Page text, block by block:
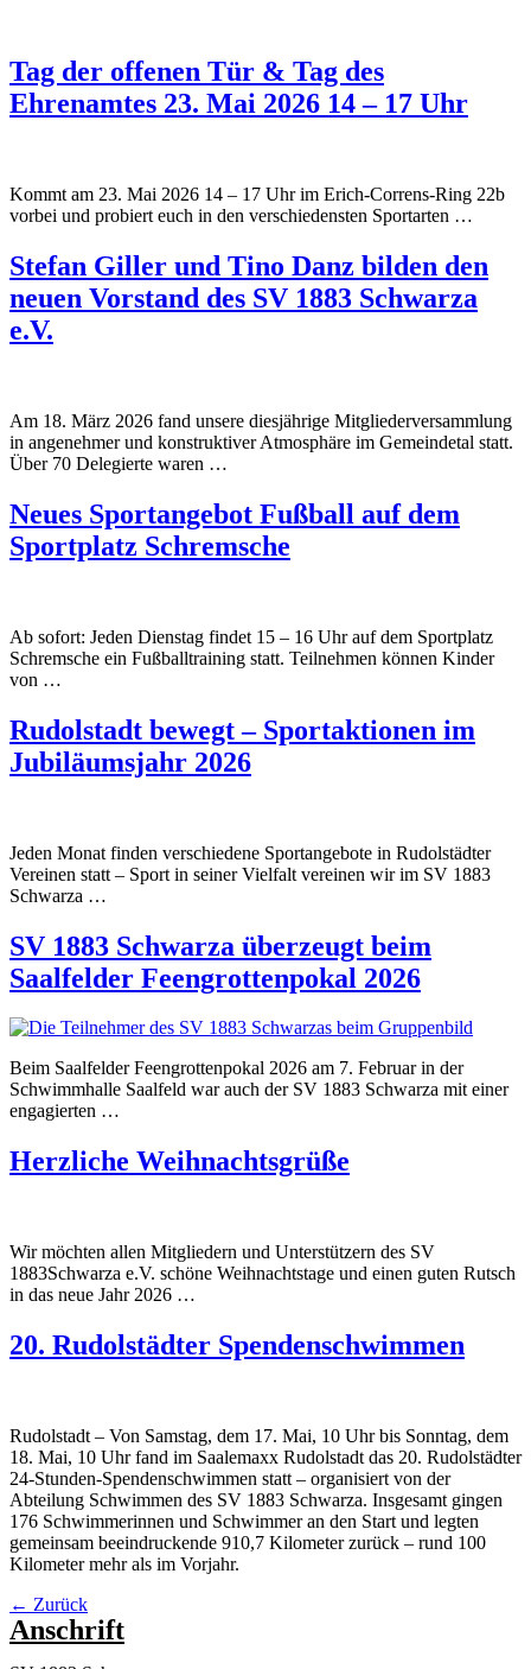
Tag der offenen Tür & Tag des
Ehrenamtes 23. Mai 2026 14 – 17 Uhr
Kommt am 23. Mai 2026 14 – 17 Uhr im Erich-Correns-Ring 22b
vorbei und probiert euch in den verschiedensten Sportarten …
Stefan Giller und Tino Danz bilden den
neuen Vorstand des SV 1883 Schwarza
e.V.
Am 18. März 2026 fand unsere diesjährige Mitgliederversammlung
in angenehmer und konstruktiver Atmosphäre im Gemeindetal statt.
Über 70 Delegierte waren …
Neues Sportangebot Fußball auf dem
Sportplatz Schremsche
Ab sofort: Jeden Dienstag findet 15 – 16 Uhr auf dem Sportplatz
Schremsche ein Fußballtraining statt. Teilnehmen können Kinder
von …
Rudolstadt bewegt – Sportaktionen im
Jubiläumsjahr 2026
Jeden Monat finden verschiedene Sportangebote in Rudolstädter
Vereinen statt – Sport in seiner Vielfalt vereinen wir im SV 1883
Schwarza …
SV 1883 Schwarza überzeugt beim
Saalfelder Feengrottenpokal 2026
Beim Saalfelder Feengrottenpokal 2026 am 7. Februar in der
Schwimmhalle Saalfeld war auch der SV 1883 Schwarza mit einer
engagierten …
Herzliche Weihnachtsgrüße
Wir möchten allen Mitgliedern und Unterstützern des SV
1883Schwarza e.V. schöne Weihnachtstage und einen guten Rutsch
in das neue Jahr 2026 …
20. Rudolstädter Spendenschwimmen
Rudolstadt – Von Samstag, dem 17. Mai, 10 Uhr bis Sonntag, dem
18. Mai, 10 Uhr fand im Saalemaxx Rudolstadt das 20. Rudolstädter
24-Stunden-Spendenschwimmen statt – organisiert von der
Abteilung Schwimmen des SV 1883 Schwarza. Insgesamt gingen
176 Schwimmerinnen und Schwimmer an den Start und legten
gemeinsam beeindruckende 910,7 Kilometer zurück – rund 100
Kilometer mehr als im Vorjahr.
← Zurück
Anschrift